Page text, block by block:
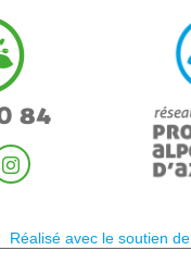
Réalisé avec le soutien de